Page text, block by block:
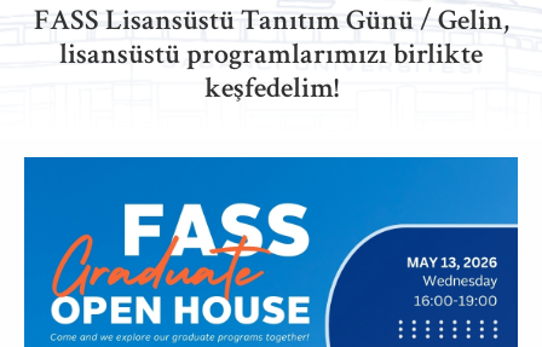
FASS Lisansüstü Tanıtım Günü / Gelin,
lisansüstü programlarımızı birlikte
keşfedelim!